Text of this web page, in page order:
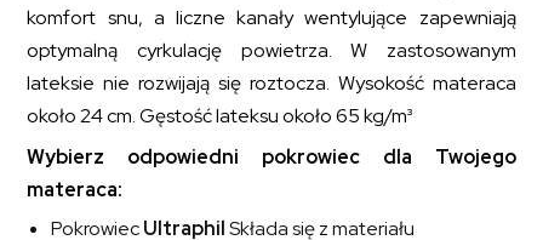
komfort snu, a liczne kanały wentylujące zapewniają
optymalną cyrkulację powietrza. W zastosowanym
lateksie nie rozwijają się roztocza. Wysokość materaca
około 24 cm. Gęstość lateksu około 65 kg/m³
Wybierz odpowiedni pokrowiec dla Twojego
materaca:
PokrowiecUltraphilSkłada się z materiału